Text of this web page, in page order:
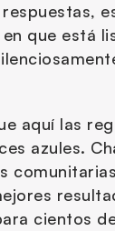
que está
aquí las
azules.
cientos